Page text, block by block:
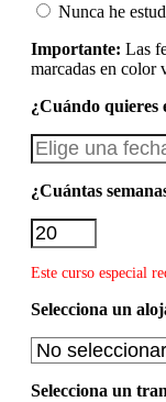
Nunca he
Importante: Las
marcadas en color
¿Cuándo quieres
¿Cuántas
Este curso especial
Selecciona un
Selecciona un